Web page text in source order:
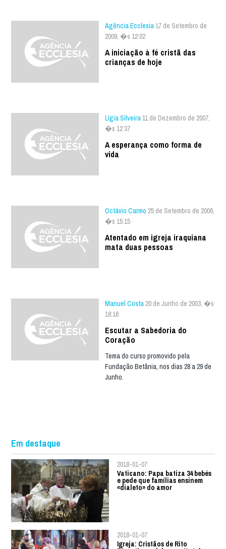
Agência Ecclesia 17 de Setembro de
2009, �s 12:02
A iniciação à fé cristã das
crianças de hoje
Lígia Silveira 11 de Dezembro de 2007,
�s 12:37
A esperança como forma de
vida
Octávio Carmo 25 de Setembro de 2006,
�s 15:15
Atentado em igreja iraquiana
mata duas pessoas
Manuel Costa 20 de Junho de 2003, �s
18:16
Escutar a Sabedoria do
Coração
Tema do curso promovido pela
Fundação Betânia, nos dias 28 a 29 de
Junho.
Em destaque
2018-01-07
Vaticano: Papa batiza 34 bebés
e pede que famílias ensinem
«dialeto» do amor
2018-01-07
Igreja: Cristãos de Rito